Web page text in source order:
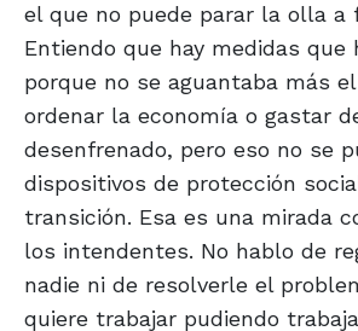
el que no puede parar la olla a
Entiendo que hay medidas que
porque no se aguantaba más
ordenar la economía o gastar
desenfrenado, pero eso no se
dispositivos de protección
transición. Esa es una mirada
los intendentes. No hablo de
nadie ni de resolverle el
quiere trabajar pudiendo